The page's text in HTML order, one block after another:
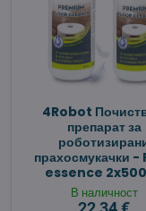
4Robot
препарат за
прахосмукачки -
essence
В наличност